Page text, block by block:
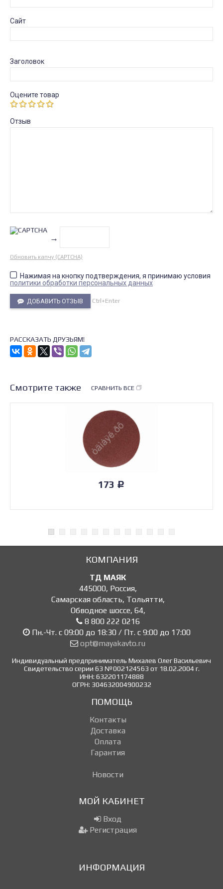
Сайт
Заголовок
Оцените товар
Отзыв
→
Обновить капчу (CAPTCHA)
Нажимая на кнопку подтверждения, я принимаю условия
политики обработки персональных данных
ДОБАВИТЬ ОТЗЫВ Ctrl+Enter
РАССКАЗАТЬ ДРУЗЬЯМ!
Смотрите также СРАВНИТЬ ВСЕ
173 Р
КОМПАНИЯ
ТД МАЯК
445000, Россия,
Самарская область, Тольятти,
Обводное шоссе, 64,
8 800 222 0216
Пн.-Чт. с 09:00 до 18:30 / Пт. с 9:00 до 17:00
opt@mayakavto.ru
Индивидуальный предприниматель Михалев Олег Васильевич
Свидетельство серии 63 №002124563 от 18.02.2004 г.
ИНН: 632201174888
ОГРН: 304632004900232
ПОМОЩЬ
Контакты
Доставка
Оплата
Гарантия
Новости
МОЙ КАБИНЕТ
Вход
Регистрация
ИНФОРМАЦИЯ